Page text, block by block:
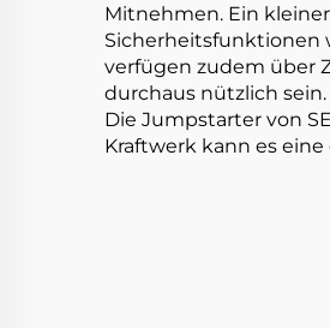
Mitnehmen. Ein
Sicherheitsfunktionen
verfügen zudem über
durchaus nützlich
Die Jumpstarter von
Kraftwerk kann es